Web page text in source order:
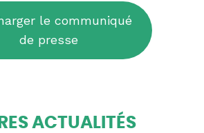
le communiqué
de presse
ACTUALITÉS